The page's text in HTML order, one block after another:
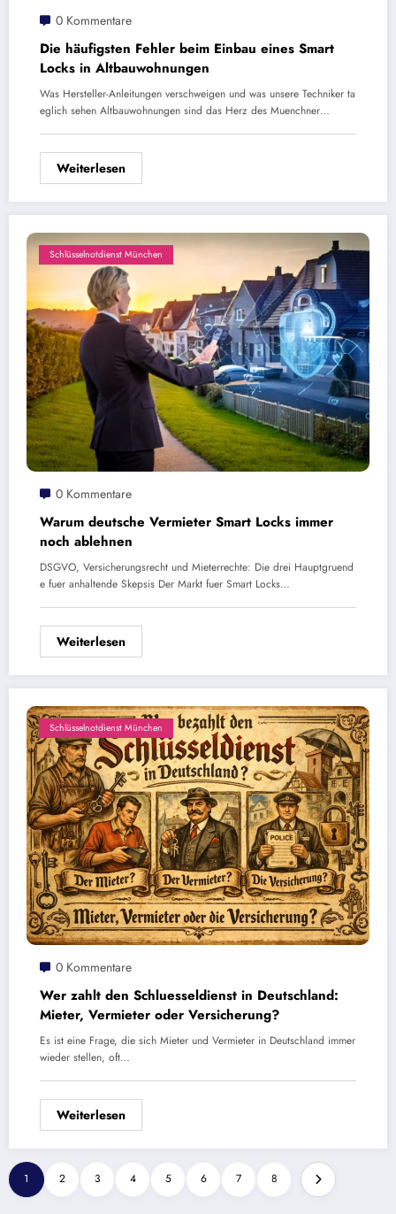
0 Kommentare
Die häufigsten Fehler beim Einbau eines Smart
Locks in Altbauwohnungen
Was Hersteller-Anleitungen verschweigen und was unsere Techniker ta
eglich sehen Altbauwohnungen sind das Herz des Muenchner…
Weiterlesen
Schlüsselnotdienst München
0 Kommentare
Warum deutsche Vermieter Smart Locks immer
noch ablehnen
DSGVO, Versicherungsrecht und Mieterrechte: Die drei Hauptgruend
e fuer anhaltende Skepsis Der Markt fuer Smart Locks…
Weiterlesen
Schlüsselnotdienst München
0 Kommentare
Wer zahlt den Schluesseldienst in Deutschland:
Mieter, Vermieter oder Versicherung?
Es ist eine Frage, die sich Mieter und Vermieter in Deutschland immer
wieder stellen, oft…
Weiterlesen
1 2 3 4 5 6 7 8